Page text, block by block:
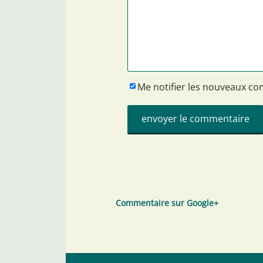
Me notifier les nouveaux
Commentaire sur Google+